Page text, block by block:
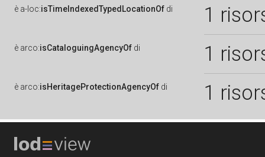
è a-loc:isTimeIndexedTypedLocationOf di 1
è arco:isCataloguingAgencyOf di 1
è arco:isHeritageProtectionAgencyOf di 1